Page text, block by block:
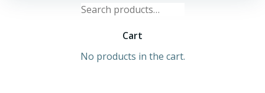
Search
Cart
No products in the cart.